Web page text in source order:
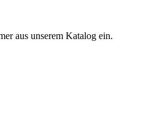
aus unserem Katalog ein.